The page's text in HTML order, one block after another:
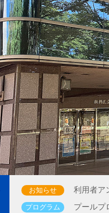
お知らせ 利用者ア
プログラム プール